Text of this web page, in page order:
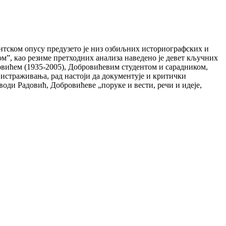
опусу предузето је низ озбиљних историографских и
као резиме претходних анализа наведено је девет кључних
(1935-2005), Добровићевим студентом и сарадником,
рад настоји да документује и критички
Радовић, Добровићеве „поруке и вести, речи и идеје,